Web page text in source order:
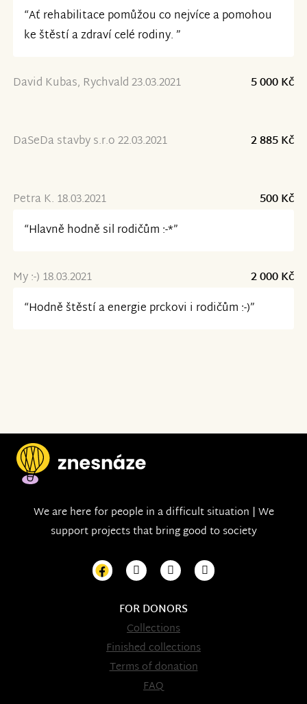
“Ať rehabilitace pomůžou co nejvíce a pomohou
ke štěstí a zdraví celé rodiny. ”
David Kubas, Rychvald 23.03.2021 5 000 Kč
DaSeDa stavby s.r.o 22.03.2021 2 885 Kč
Petra K. 18.03.2021
500 Kč
“Hlavně hodně sil rodičům :-*”
My :-) 18.03.2021
2 000 Kč
“Hodně štěstí a energie prckovi i rodičům :-)”
We are here for people in a difficult situation | We
support projects that bring good to society
FOR DONORS
Collections
Finished collections
Terms of donation
FAQ